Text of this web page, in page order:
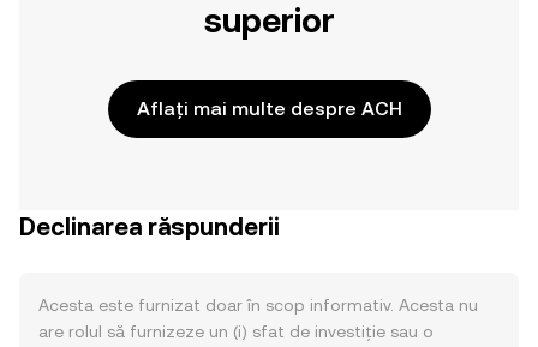
superior
Aflați mai multe despre ACH
Declinarea răspunderii
Acesta este furnizat doar în scop informativ. Acesta nu
are rolul să furnizeze un (i) sfat de investiție sau o